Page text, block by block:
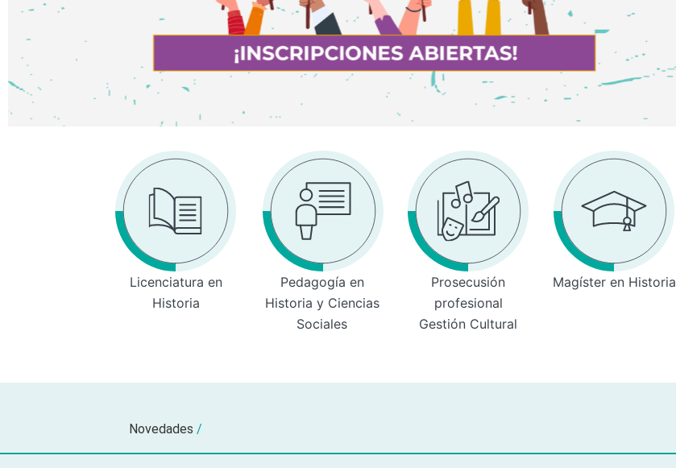
Licenciatura en
Historia
Pedagogía en
Historia y Ciencias
Sociales
Prosecusión
profesional
Gestión Cultural
Magíster en Historia
Novedades /